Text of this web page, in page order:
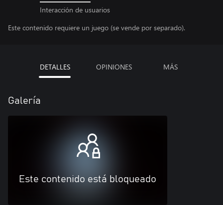
Interacción de usuarios
Este contenido requiere un juego (se vende por separado).
DETALLES OPINIONES MÁS
Galería
Este contenido está bloqueado